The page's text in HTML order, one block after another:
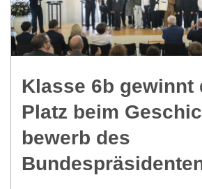
R
E
G
Klasse 6b gewinnt
Platz beim
be­werb des